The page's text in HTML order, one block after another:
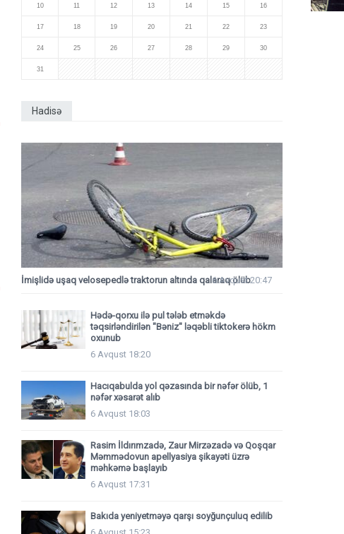
10 11 12 13 14 15 16
17 18 19 20 21 22 23
24 25 26 27 28 29 30
31
Hadisə
İmişlidə uşaq velosepedlə traktorun altında qalaraq ölüb
6 Avqust 20:47
Hədə-qorxu ilə pul tələb etməkdə
təqsirləndirilən "Bəniz" ləqəbli tiktokerə hökm
oxunub
6 Avqust 18:20
Hacıqabulda yol qəzasında bir nəfər ölüb, 1
nəfər xəsarət alıb
6 Avqust 18:03
Rasim İldırımzadə, Zaur Mirzəzadə və Qoşqar
Məmmədovun apellyasiya şikayəti üzrə
məhkəmə başlayıb
6 Avqust 17:31
Bakıda yeniyetməyə qarşı soyğunçuluq edilib